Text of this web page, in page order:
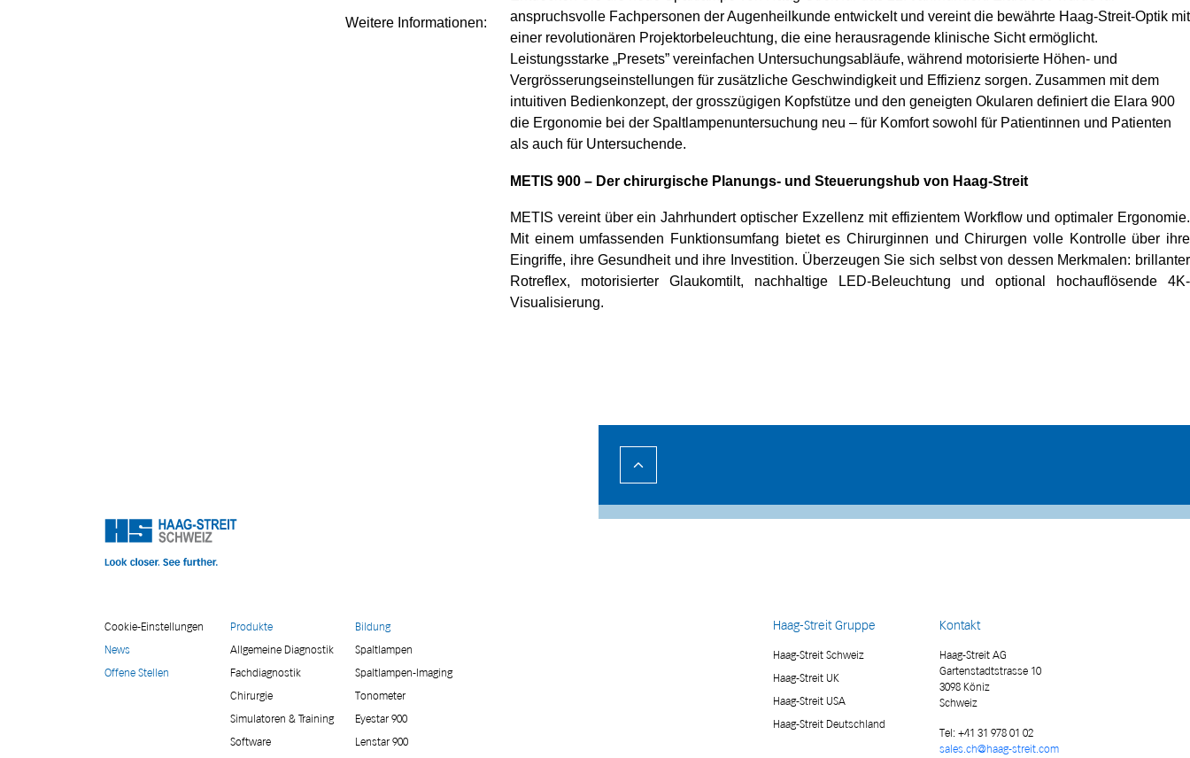
Weitere Informationen:
anspruchsvolle Fachpersonen der Augenheilkunde entwickelt und vereint die bewährte Haag-Streit-Optik mit
einer revolutionären Projektorbeleuchtung, die eine herausragende klinische Sicht ermöglicht.
Leistungsstarke „Presets” vereinfachen Untersuchungsabläufe, während motorisierte Höhen- und
Vergrösserungseinstellungen für zusätzliche Geschwindigkeit und Effizienz sorgen. Zusammen mit dem
intuitiven Bedienkonzept, der grosszügigen Kopfstütze und den geneigten Okularen definiert die Elara 900
die Ergonomie bei der Spaltlampenuntersuchung neu – für Komfort sowohl für Patientinnen und Patienten
als auch für Untersuchende.
METIS 900 – Der chirurgische Planungs- und Steuerungshub von Haag-Streit
METIS vereint über ein Jahrhundert optischer Exzellenz mit effizientem Workflow und optimaler Ergonomie.
Mit einem umfassenden Funktionsumfang bietet es Chirurginnen und Chirurgen volle Kontrolle über ihre
Eingriffe, ihre Gesundheit und ihre Investition. Überzeugen Sie sich selbst von dessen Merkmalen: brillanter
Rotreflex, motorisierter Glaukomtilt, nachhaltige LED-Beleuchtung und optional hochauflösende 4K-
Visualisierung.
Cookie-Einstellungen
News
Offene Stellen
Produkte
Allgemeine Diagnostik
Fachdiagnostik
Chirurgie
Simulatoren & Training
Software
Bildung
Spaltlampen
Spaltlampen-Imaging
Tonometer
Eyestar 900
Lenstar 900
Haag-Streit Gruppe
Haag-Streit Schweiz
Haag-Streit UK
Haag-Streit USA
Haag-Streit Deutschland
Kontakt
Haag-Streit AG
Gartenstadtstrasse 10
3098 Köniz
Schweiz
Tel: +41 31 978 01 02
sales.ch@haag-streit.com